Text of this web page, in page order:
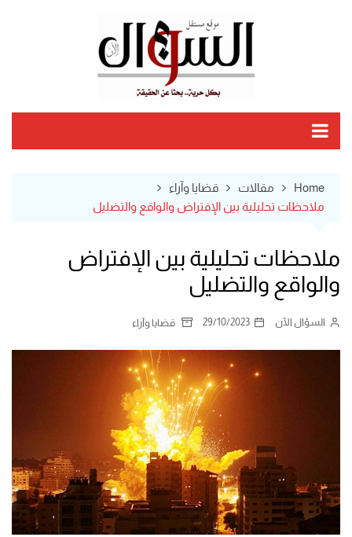
Home مقالات
قضايا وآراء
ملاحظات تحليلية بين الإفتراض والواقع والتضليل
ملاحظات تحليلية بين الإفتراض
والواقع والتضليل
السؤال الآن 29/10/2023 قضايا وآراء